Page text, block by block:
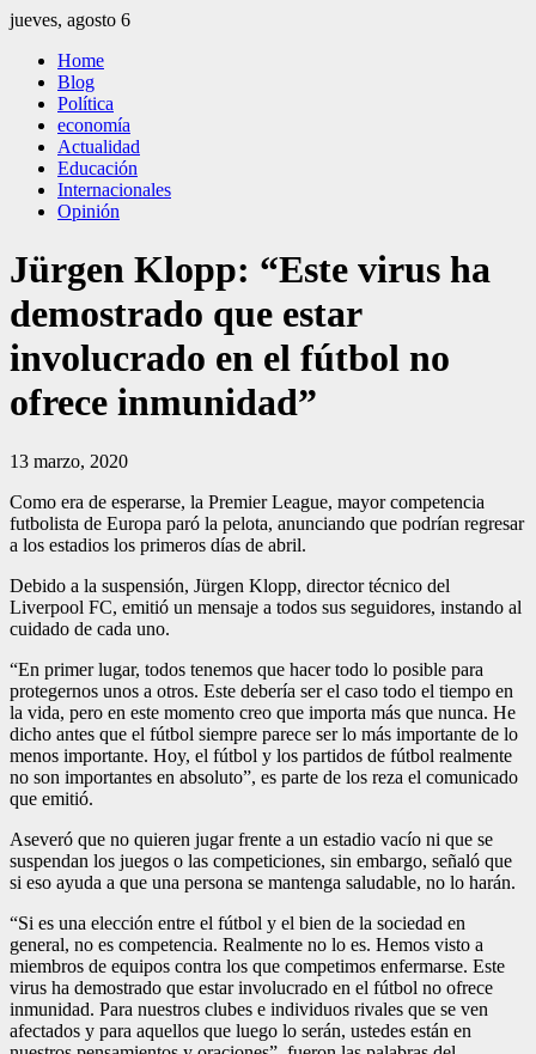
Saltar
contenido
jueves, agosto 6
El Independiente
El independiente Libre y Transparente
Home
Blog
Política
economía
Actualidad
Educación
Internacionales
Opinión
Jürgen Klopp: “Este virus ha
demostrado que estar
involucrado en el fútbol no
ofrece inmunidad”
13 marzo, 2020
Como era de esperarse, la Premier League, mayor competencia
futbolista de Europa paró la pelota, anunciando que podrían regresar
a los estadios los primeros días de abril.
Debido a la suspensión, Jürgen Klopp, director técnico del
Liverpool FC, emitió un mensaje a todos sus seguidores, instando al
cuidado de cada uno.
“En primer lugar, todos tenemos que hacer todo lo posible para
protegernos unos a otros. Este debería ser el caso todo el tiempo en
la vida, pero en este momento creo que importa más que nunca. He
dicho antes que el fútbol siempre parece ser lo más importante de lo
menos importante. Hoy, el fútbol y los partidos de fútbol realmente
no son importantes en absoluto”, es parte de los reza el comunicado
que emitió.
Aseveró que no quieren jugar frente a un estadio vacío ni que se
suspendan los juegos o las competiciones, sin embargo, señaló que
si eso ayuda a que una persona se mantenga saludable, no lo harán.
“Si es una elección entre el fútbol y el bien de la sociedad en
general, no es competencia. Realmente no lo es. Hemos visto a
miembros de equipos contra los que competimos enfermarse. Este
virus ha demostrado que estar involucrado en el fútbol no ofrece
inmunidad. Para nuestros clubes e individuos rivales que se ven
afectados y para aquellos que luego lo serán, ustedes están en